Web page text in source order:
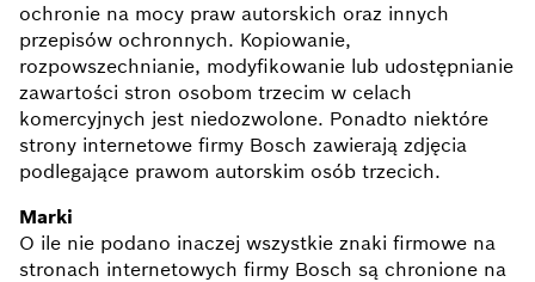
ochronie na mocy praw autorskich oraz innych
przepisów ochronnych. Kopiowanie,
rozpowszechnianie, modyfikowanie lub udostępnianie
zawartości stron osobom trzecim w celach
komercyjnych jest niedozwolone. Ponadto niektóre
strony internetowe firmy Bosch zawierają zdjęcia
podlegające prawom autorskim osób trzecich.
Marki
O ile nie podano inaczej wszystkie znaki firmowe na
stronach internetowych firmy Bosch są chronione na